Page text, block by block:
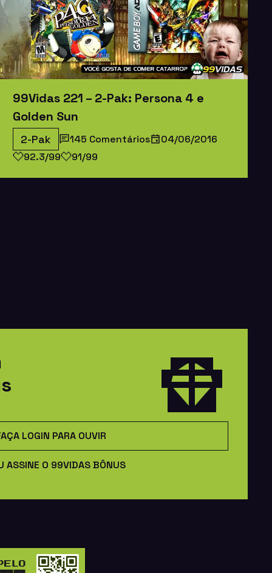
99Vidas 221 – 2-Pak: Persona 4 e
Golden Sun
2-Pak 145 Comentários
04/06/2016
92.3/99
91/99
LOGIN PARA OUVIR
ASSINE O 99VIDAS BÔNUS